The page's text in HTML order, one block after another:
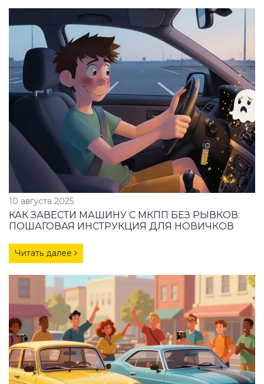
10 августа 2025
КАК ЗАВЕСТИ МАШИНУ С МКПП БЕЗ РЫВКОВ:
ПОШАГОВАЯ ИНСТРУКЦИЯ ДЛЯ НОВИЧКОВ
Читать далее